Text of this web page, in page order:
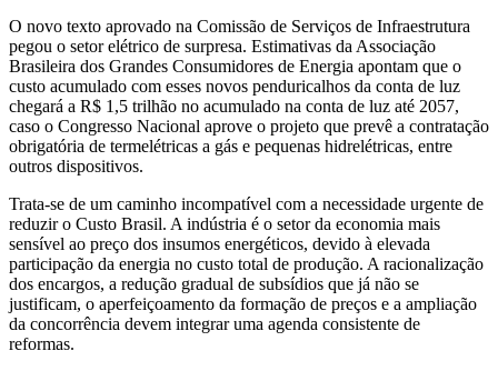
O novo texto aprovado na Comissão de Serviços de Infraestrutura
pegou o setor elétrico de surpresa. Estimativas da Associação
Brasileira dos Grandes Consumidores de Energia apontam que o
custo acumulado com esses novos penduricalhos da conta de luz
chegará a R$ 1,5 trilhão no acumulado na conta de luz até 2057,
caso o Congresso Nacional aprove o projeto que prevê a contratação
obrigatória de termelétricas a gás e pequenas hidrelétricas, entre
outros dispositivos.
Trata-se de um caminho incompatível com a necessidade urgente de
reduzir o Custo Brasil. A indústria é o setor da economia mais
sensível ao preço dos insumos energéticos, devido à elevada
participação da energia no custo total de produção. A racionalização
dos encargos, a redução gradual de subsídios que já não se
justificam, o aperfeiçoamento da formação de preços e a ampliação
da concorrência devem integrar uma agenda consistente de
reformas.